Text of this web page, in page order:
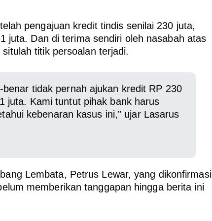
pengajuan kredit tindis senilai 230 juta,
juta. Dan di terima sendiri oleh nasabah atas
titik persoalan terjadi.
tidak pernah ajukan kredit RP 230
juta. Kami tuntut pihak bank harus
kebenaran kasus ini,” ujar Lasarus
Lembata, Petrus Lewar, yang dikonfirmasi
memberikan tanggapan hingga berita ini